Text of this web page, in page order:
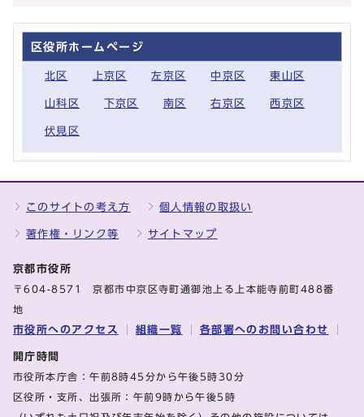
区役所ホームページ
北区 上京区 左京区 中京区 東山区
山科区 下京区 南区 右京区 西京区
伏見区
このサイトの考え方 個人情報の取扱い
著作権・リンク等 サイトマップ
京都市役所
〒604-8571 京都市中京区寺町通御池上る上本能寺前町488番
地
市役所へのアクセス 組織一覧 各部署へのお問い合わせ
開庁時間
市役所本庁舎：午前8時45分から午後5時30分
区役所・支所、出張所：午前9時から午後5時